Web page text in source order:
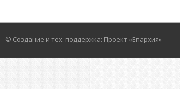
© Создание и тех. поддержка: Проект «Епархия»